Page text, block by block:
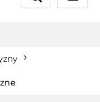
się